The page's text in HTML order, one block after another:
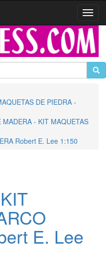
DE PIEDRA -
- KIT MAQUETAS
Robert E. Lee 1:150
E. Lee